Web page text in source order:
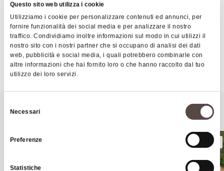
Questo sito web utilizza i cookie
Utilizziamo i cookie per personalizzare contenuti ed annunci, per
fornire funzionalità dei social media e per analizzare il nostro
traffico. Condividiamo inoltre informazioni sul modo in cui utilizzi il
nostro sito con i nostri partner che si occupano di analisi dei dati
web, pubblicità e social media, i quali potrebbero combinarle con
altre informazioni che hai fornito loro o che hanno raccolto dal tuo
utilizzo dei loro servizi.
delNecessari
Preferenze
Statistiche
immersa nei boschi.
Le prime tracce relative a questo abitato risalgono
al1205: proprio in quell'anno a Madognana venne
firmato un documento che attesta la fedeltà di
alcuni paesi della zona al Comune di Bologna. Si
tratta anche del primo documento in cui vengono
citati i "balnei de Porecta", cioè i "bagni della
Madogna è costituita da una manciata di casa
attorniate dal bosco misto tipico dell'Appennino, è
si può ammirare un murales che il pittore
Mostra altro
Potrebbe interessarti anche
BORGHI BORGHI